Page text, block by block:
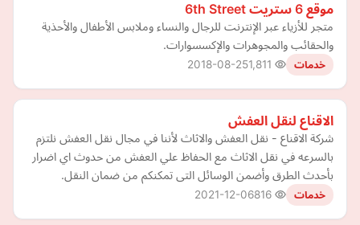
موقع 6 ستريت 6th Street
متجر للأزياء عبر الإنترنت للرجال والنساء وملابس الأطفال والأحذية
والحقائب والمجوهرات والإكسسوارات.
خدمات 2018-08-25
الاقناع لنقل العفش
شركة الاقناع - نقل العفش والاثاث لأننا في مجال نقل العفش نلتزم
بالسرعه في نقل الاثاث مع الحفاظ علي العفش من حدوث اي اضرار
بأحدث الطرق وأضمن الوسائل التى تمكنكم من ضمان النقل.
خدمات 2021-12-06